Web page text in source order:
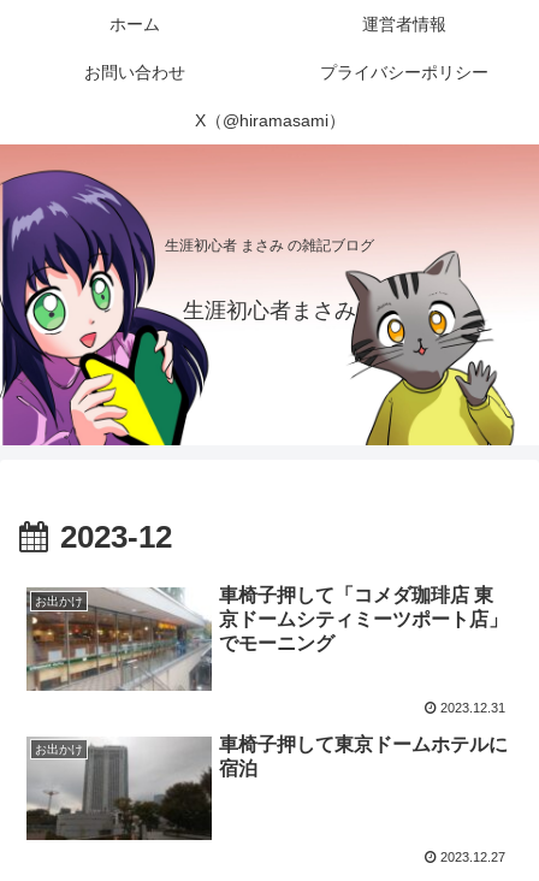
生涯初心者 まさみ の雑記ブログ
生涯初心者まさみ
ホーム 運営者情報
お問い合わせ プライバシーポリシー
X（@hiramasami）
2023-12
お出かけ
車椅子押して「コメダ珈琲店 東
京ドームシティミーツポート店」
でモーニング
2023.12.31
お出かけ
車椅子押して東京ドームホテルに
宿泊
2023.12.27